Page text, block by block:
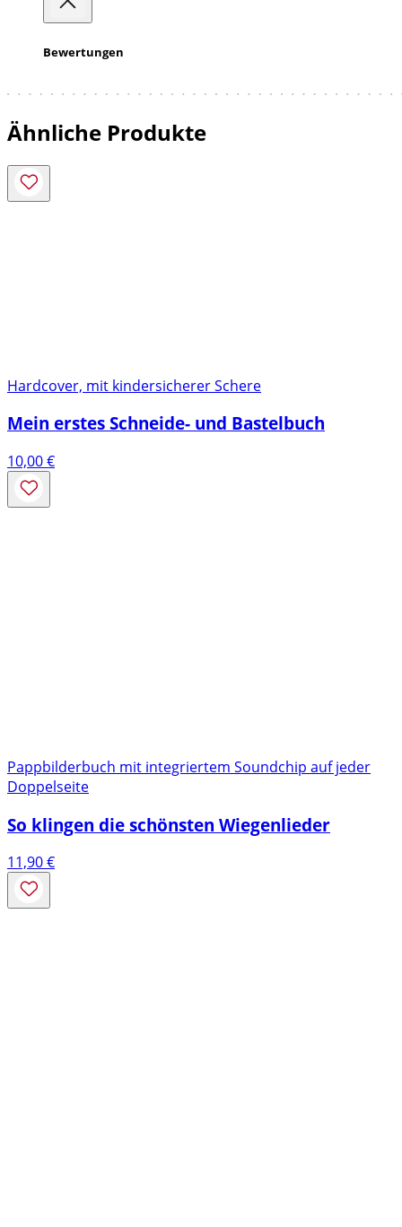
Bewertungen
Ähnliche Produkte
Hardcover, mit kindersicherer Schere
Mein erstes Schneide- und Bastelbuch
10,00€
Pappbilderbuch mit integriertem Soundchip auf jeder
Doppelseite
So klingen die schönsten Wiegenlieder
11,90€